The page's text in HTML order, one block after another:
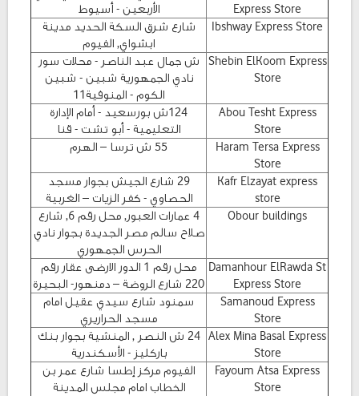
Express Store
الأربعين - أسيوط
Ibshway Express Store
شارع شرق السكة الحديد مدينة
ابشواي, الفيوم
Shebin ElKoom Express
Store
ش جمال عبد الناصر - محلات سور
نادي الجمهورية شبين - شبين
الكوم - المنوفية11
Abou Tesht Express
Store
124ش بورسعيد - أمام الإدارة
التعليمية - أبو تشت - قنا
Haram Tersa Express
Store
55 ش ترسا – الهرم
Kafr Elzayat express
store
29 شارع الجيش بجوار مسجد
الحصاوي - كفر الزيات – الغربية
Obour buildings
4 عمارات العبور, محل رقم 6, شارع
صلاح سالم مصر الجديدة بجوار نادي
الحرس الجمهوري
Damanhour ElRawda St
Express Store
محل رقم 1 الدور الارضى عقار رقم
220 شارع الروضة – دمنهور- البحيرة
Samanoud Express
Store
سمنود شارع سيدي عقيل امام
مسجد الحراريري
Alex Mina Basal Express
Store
24 ش النصر , المنشية بجوار بنك
باركليز - الأسكندرية
Fayoum Atsa Express
Store
الفيوم مركز إطسا شارع عمر بن
الخطاب امام مجلس المدينة